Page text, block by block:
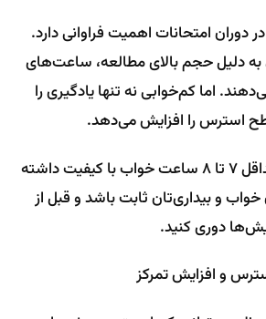
دوران امتحانات اهمیت فراوانی دارد.
به دلیل حجم بالای مطالعه، ساعت‌های
اما کم‌خوابی نه تنها یادگیری را
استرس را افزایش می‌دهد.
سعی کنید هر شب حداقل ۷ تا ۸ ساعت خواب با کیفیت داشته
و بیداری‌تان ثابت باشد و قبل از
دوری کنید.
و افزایش تمرکز